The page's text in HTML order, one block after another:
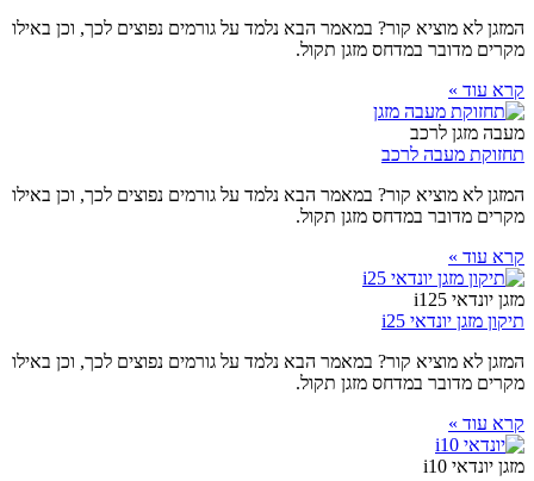
המזגן לא מוציא קור? במאמר הבא נלמד על גורמים נפוצים לכך, וכן באילו
מקרים מדובר במדחס מזגן תקול.
קרא עוד »
מעבה מזגן לרכב
תחזוקת מעבה לרכב
המזגן לא מוציא קור? במאמר הבא נלמד על גורמים נפוצים לכך, וכן באילו
מקרים מדובר במדחס מזגן תקול.
קרא עוד »
מזגן יונדאי i125
תיקון מזגן יונדאי i25
המזגן לא מוציא קור? במאמר הבא נלמד על גורמים נפוצים לכך, וכן באילו
מקרים מדובר במדחס מזגן תקול.
קרא עוד »
מזגן יונדאי i10